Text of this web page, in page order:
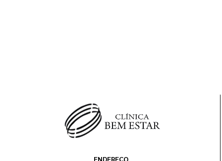
ENDEREÇO